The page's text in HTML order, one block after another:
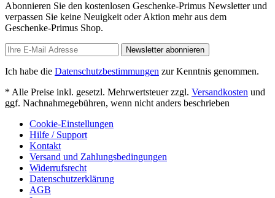
Abonnieren Sie den kostenlosen Geschenke-Primus Newsletter und
verpassen Sie keine Neuigkeit oder Aktion mehr aus dem
Geschenke-Primus Shop.
Newsletter abonnieren
Ich habe die Datenschutzbestimmungen zur Kenntnis genommen.
* Alle Preise inkl. gesetzl. Mehrwertsteuer zzgl. Versandkosten und
ggf. Nachnahmegebühren, wenn nicht anders beschrieben
Cookie-Einstellungen
Hilfe / Support
Kontakt
Versand und Zahlungsbedingungen
Widerrufsrecht
Datenschutzerklärung
AGB